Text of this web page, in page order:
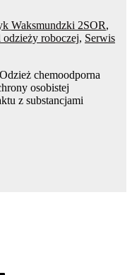
Waksmundzki 2SOR,
odzieży roboczej, Serwis
chemoodporna
osobistej
z substancjami